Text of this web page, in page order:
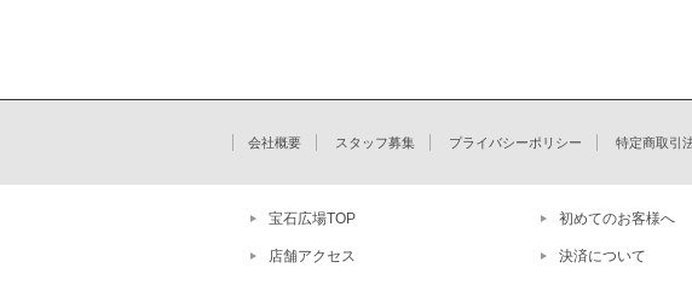
会社概要 スタッフ募集 プライバシーポリシー 特定商取引
宝石広場TOP
店舗アクセス
初めてのお客様へ
決済について